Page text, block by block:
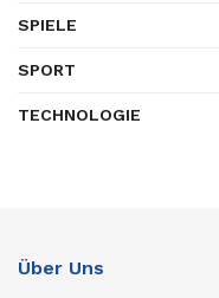
SPIELE
SPORT
TECHNOLOGIE
Über Uns